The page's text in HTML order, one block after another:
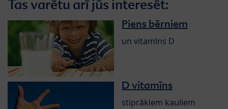
Tas varētu arī jūs interesēt:
Piens bērniem
un vitamīns D
D vitamīns
stiprākiem kauliem